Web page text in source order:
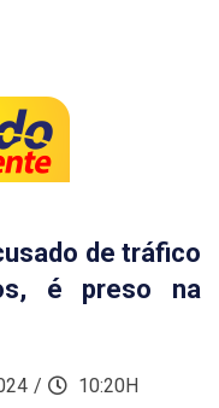
de tráfico
é preso na
10:20H